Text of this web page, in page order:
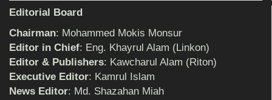
বিমানের সিলেট-ম্যানচেস্টার সরাসরি ফ্লাইট চালু হচ্ছে
সোমবার
Editorial Board
Chairman: Mohammed Mokis Monsur
Editor in Chief: Eng. Khayrul Alam (Linkon)
Editor & Publishers: Kawcharul Alam (Riton)
Executive Editor: Kamrul Islam
News Editor: Md. Shazahan Miah